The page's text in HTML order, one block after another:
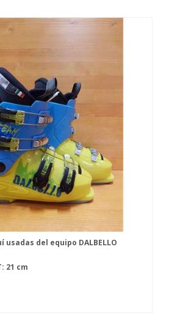
usadas del equipo DALBELLO
21 cm